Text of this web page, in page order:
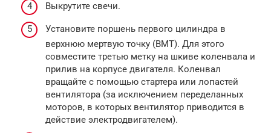
Выкрутите свечи.
Установите поршень первого цилиндра в
верхнюю мертвую точку (ВМТ). Для этого
совместите третью метку на шкиве коленвала и
прилив на корпусе двигателя. Коленвал
вращайте с помощью стартера или лопастей
вентилятора (за исключением переделанных
моторов, в которых вентилятор приводится в
действие электродвигателем).